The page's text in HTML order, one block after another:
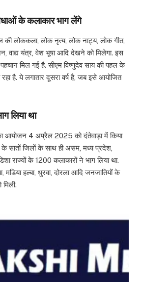
के कलाकार भाग लेंगे
की लोककला, लोक नृत्य, लोक नाट्य, लोक गीत,
वाद्य यंत्र, वेश भूषा आदि देखने को मिलेगा. इस
मिल गई है. सीएम विष्णुदेव साय की पहल के
है. ये लगातार दूसरा वर्ष है, जब इसे आयोजित
लिया था
आयोजन 4 अप्रैल 2025 को दंतेवाड़ा में किया
सातों जिलों के साथ ही असम, मध्य प्रदेश,
राज्यों के 1200 कलाकारों ने भाग लिया था.
मडिया हल्बा, धुरवा, दोरला आदि जनजातियों के